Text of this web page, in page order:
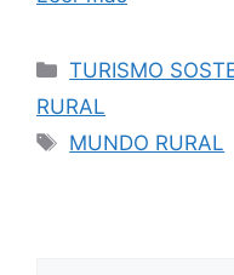
TURISMO
RURAL
MUNDO RURAL